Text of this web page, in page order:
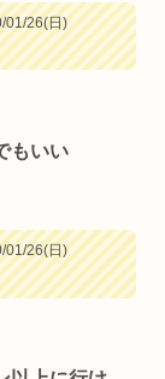
01/26(日)
もいい
01/26(日)